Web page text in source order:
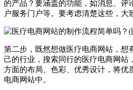
的产品？要涵盖的功能，如消息、评
户服务门户等。要考虑清楚这些，大
第二步，既然想做医疗电商网站，想
己的行业，搜索同行的医疗电商网站
方面的布局、色彩、优秀设计，将优
电商网站中。